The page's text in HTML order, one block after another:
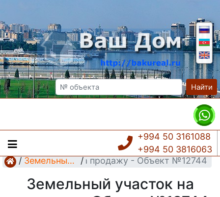
Найти
+994 50 3161088
+994 50 3816063
/
Земельный участок /
участок на продажу - Объект №12744
Земельный участок на